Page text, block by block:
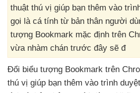
thuật thú vị giúp bạn thêm vào
gọi là cá tính từ bản thân người
tượng Bookmark mặc định trên
vừa nhàm chán trước đây sẽ đ
Đổi biểu tượng Bookmark trên
thú vị giúp bạn thêm vào trình